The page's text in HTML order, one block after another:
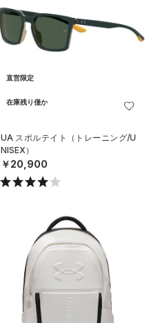
直営限定
在庫残り僅か
UA スポルテイト（トレーニング/U
NISEX）
￥20,900